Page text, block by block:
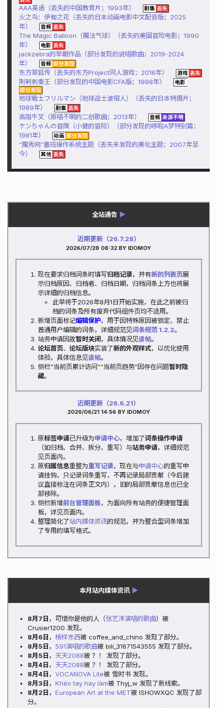
AAA英语（丢失的中国教育片；1993年）
火之鸟：伊甸之花（丢失的日本动画电影中文配音版；2025
年）
The Magic Balloon（魔法气球）（丢失的美国冒险电影；1990
年）
jackzebra的早期作品（部分发现的说唱歌曲；2019-2024
年）
东方翠狐传（丢失的东方Project同人游戏；2016年）
荆轲刺秦王（部分发现的中国电影CFA版；1998年）
地球戦士フリルマン（地球战士波褶人）（丢失的日本特摄片；
1989年）
高阻牛叉（原唱不明的二创歌曲；2013年）
ケンちゃんの冒険（小健的冒险）（部分发现的哆啦A梦特别篇；
1981年）
“魔秀网”塞班操作系统主题（丢失未发现的美化主题；2007年至
今）
全站通告 ▶
近期更新（26.7.28）
2026/07/28 08:32 BY IDOMOY
现在要求归档词条时填写归档记录，并有新的列表页展
示归档原因、归档者、归档日期，归档词条上方也将展
示详细的归档信息。
此举将于2026年8月1日开始实施，在此之前被归
档的词条及所有废弃代码组件页均不适用。
新增页面标记编辑保护，用于因特殊原因被锁定、禁止
普通用户编辑的词条，详细规范见词条规范 1.2.2。
站务申请因故暂时关闭 ，具体情况见该帖。
论坛首页、 论坛版块实装了新的外观样式，以优化使用
体验，具体信息见该帖。
侧栏“当前页累计访问”“当前页趋势”因存在问题暂时隐
藏。
近期更新（26.6.21）
2026/06/21 14:56 BY IDOMOY
原标签申请已升级为申请中心，增加了词条操作申请
（如归档、合并、拆分、重写）与站务申请，详细规范
见页面内。
原归属信息重整为重写记录，现在与申请中心的重写申
请挂钩，只记录词条重写，不再记录局部贡献（今后建
议直接标注在词条正文内），旧的局部贡献信息也已全
部移除。
侧栏新增前台管理面板，为面向所有站务的便捷管理面
板，详见页面内。
整理简化了站内媒体资讯的规范，并为整合型词条增加
了专用的填写格式。
本月站内媒体资讯 ▶
8月2日 ， European Art at the MET被 ISHOWXQC 发现了部
分。
8月3日 ， Khéo tay hay làm被 Thyj_w 发现了新线索。
8月4日 ， VOCANOVA Lite被 雪时书 发现。
8月4日 ， 天天2088被 ？！ 发现了部分。
8月5日 ， 天天2088被 ？！ 发现了部分。
8月5日 ， 591演唱的歌曲被 bili_31671543555 发现了部分。
8月6日 ， 榜样东西被 coffee_and_chino 发现了部分。
8月7日 ，可惜你是他的人（张艺洋演唱的歌曲）被
Crusier1200 发现。